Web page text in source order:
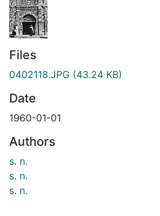
Files
0402118.JPG (43.24 KB)
Date
1960-01-01
Authors
s. n.
s. n.
s. n.